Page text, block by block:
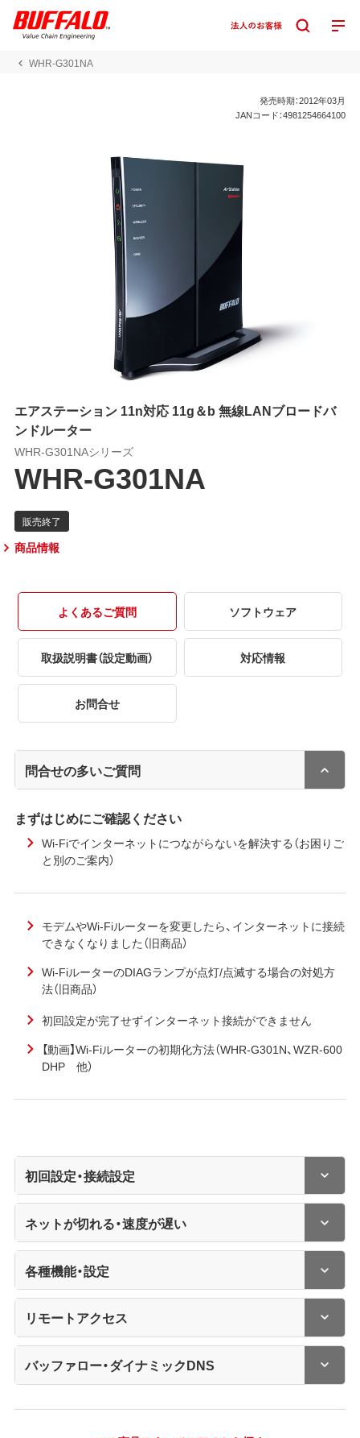
WHR-G301NA
発売時期：2012年03月
JANコード：4981254664100
エアステーション 11n対応 11g＆b 無線LANブロードバ
ンドルーター
WHR-G301NAシリーズ
WHR-G301NA
商品情報
よくあるご質問 ソフトウェア
取扱説明書（設定動画） 対応情報
お問合せ
問合せの多いご質問
まずはじめにご確認ください
Wi-Fiでインターネットにつながらないを解決する（お困りご
と別のご案内）
モデムやWi-Fiルーターを変更したら、インターネットに接続
できなくなりました（旧商品）
Wi-FiルーターのDIAGランプが点灯/点滅する場合の対処方
法（旧商品）
初回設定が完了せずインターネット接続ができません
【動画】Wi-Fiルーターの初期化方法（WHR-G301N、WZR-600
DHP 他）
初回設定・接続設定
ネットが切れる・速度が遅い
各種機能・設定
リモートアクセス
バッファロー・ダイナミックDNS